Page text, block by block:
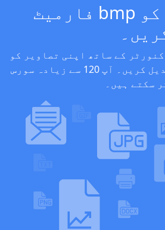
اپنی تصویر کو bmp فارمیٹ
کنورٹر کے ساتھ اپنی تصاویر کو
BMP فارمیٹ میں تبدیل کریں۔ آپ 120 سے زیادہ سورس
سکتے ہیں۔